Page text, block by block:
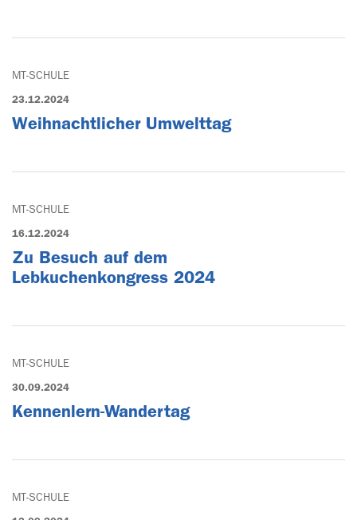
MT-SCHULE
23.12.2024
Weihnachtlicher Umwelttag
MT-SCHULE
16.12.2024
Zu Besuch auf dem
Lebkuchenkongress 2024
MT-SCHULE
30.09.2024
Kennenlern-Wandertag
MT-SCHULE